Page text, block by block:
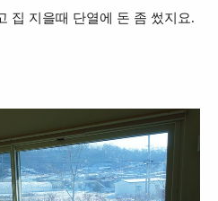
집 지을때 단열에 돈 좀 썼지요.